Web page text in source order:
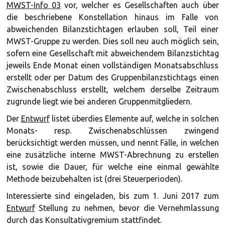
MWST-Info 03 vor, welcher es Gesellschaften auch über
die beschriebene Konstellation hinaus im Falle von
abweichenden Bilanzstichtagen erlauben soll, Teil einer
MWST-Gruppe zu werden. Dies soll neu auch möglich sein,
sofern eine Gesellschaft mit abweichendem Bilanzstichtag
jeweils Ende Monat einen vollständigen Monatsabschluss
erstellt oder per Datum des Gruppenbilanzstichtags einen
Zwischenabschluss erstellt, welchem derselbe Zeitraum
zugrunde liegt wie bei anderen Gruppenmitgliedern.
Der Entwurflistet überdies Elemente auf, welche in solchen
Monats- resp. Zwischenabschlüssen zwingend
berücksichtigt werden müssen, und nennt Fälle, in welchen
eine zusätzliche interne MWST-Abrechnung zu erstellen
ist, sowie die Dauer, für welche eine einmal gewählte
Methode beizubehalten ist (drei Steuerperioden).
Interessierte sind eingeladen, bis zum 1. Juni 2017 zum
EntwurfStellung zu nehmen, bevor die Vernehmlassung
durch das Konsultativgremium stattfindet.